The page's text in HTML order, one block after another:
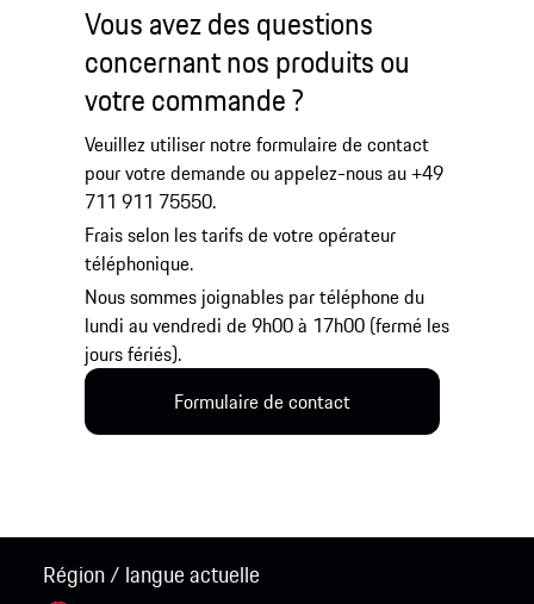
Vous avez des questions
concernant nos produits ou
votre commande ?
Veuillez utiliser notre formulaire de contact
pour votre demande ou appelez-nous au +49
711 911 75550.
Frais selon les tarifs de votre opérateur
téléphonique.
Nous sommes joignables par téléphone du
lundi au vendredi de 9h00 à 17h00 (fermé les
jours fériés).
Formulaire de contact
Région / langue actuelle